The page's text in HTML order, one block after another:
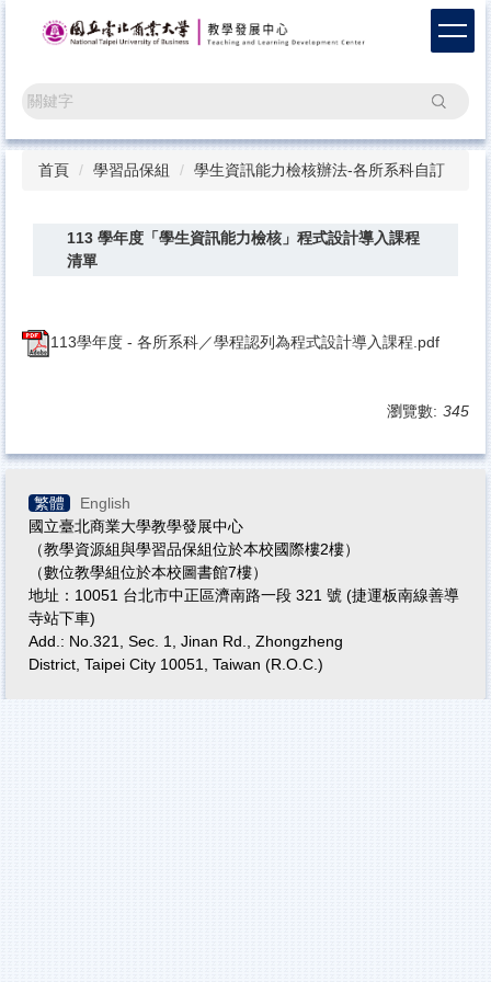
區
搜尋
首頁 學習品保組 學生資訊能力檢核辦法-各所系科自訂
113 學年度「學生資訊能力檢核」程式設計導入課程
清單
113學年度 - 各所系科／學程認列為程式設計導入課程.pdf
瀏覽數: 345
繁體
English
國立臺北商業大學教學發展中心
（教學資源組與學習品保組位於本校國際樓2樓）
（數位教學組位於本校圖書館7樓）
地址：10051 台北市中正區濟南路一段 321 號 (捷運板南線善導
寺站下車)
Add.: No.321, Sec. 1, Jinan Rd., Zhongzheng
District, Taipei City 10051, Taiwan (R.O.C.)